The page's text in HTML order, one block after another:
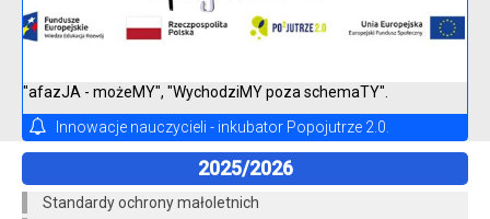
"afazJA - możeMY", "WychodziMY poza schemaTY".
Innowacje nauczycieli - inkubator Popojutrze 2.0.
2025/2026
Standardy ochrony małoletnich